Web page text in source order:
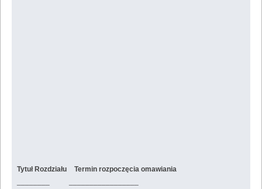
Tytuł Rozdziału
Termin rozpoczęcia omawiania